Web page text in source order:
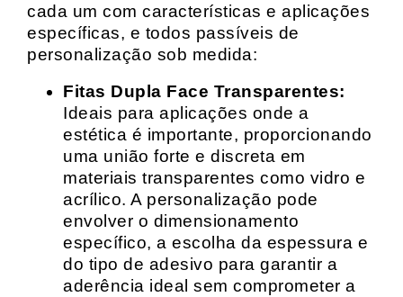
cada um com características e aplicações
específicas, e todos passíveis de
personalização sob medida:
Fitas Dupla Face Transparentes:
Ideais para aplicações onde a
estética é importante, proporcionando
uma união forte e discreta em
materiais transparentes como vidro e
acrílico. A personalização pode
envolver o dimensionamento
específico, a escolha da espessura e
do tipo de adesivo para garantir a
aderência ideal sem comprometer a